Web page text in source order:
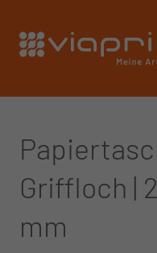
Griffloch |
mm